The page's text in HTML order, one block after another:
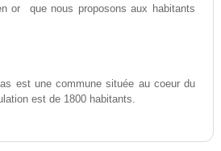
or que nous proposons aux habitants
est une commune située au coeur du
est de 1800 habitants.